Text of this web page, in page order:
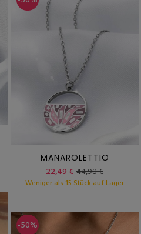
MANAROLETTIO
22,49 € 44,98 €
Weniger als 15 Stück auf Lager
-50%